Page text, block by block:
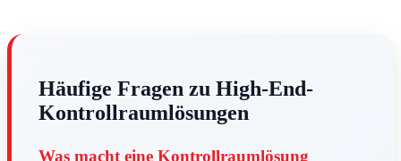
Häufige Fragen zu High-End-
Kontrollraumlösungen
Was macht eine Kontrollraumlösung